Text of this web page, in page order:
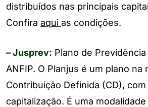
distribuídos nas principais
Confira aqui as condições.
– Jusprev: Plano de
ANFIP. O Planjus é um plano na
Contribuição Definida (CD),
capitalização. É uma